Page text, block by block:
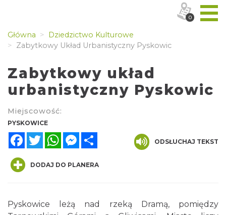
Główna
Dziedzictwo Kulturowe
Zabytkowy Układ Urbanistyczny Pyskowic
Zabytkowy układ
urbanistyczny Pyskowic
Miejscowość:
PYSKOWICE
FacebookTwitterWhatsAppMessenger
ODSŁUCHAJ TEKST
DODAJ DO PLANERA
Pyskowice leżą nad rzeką Dramą, pomiędzy
0